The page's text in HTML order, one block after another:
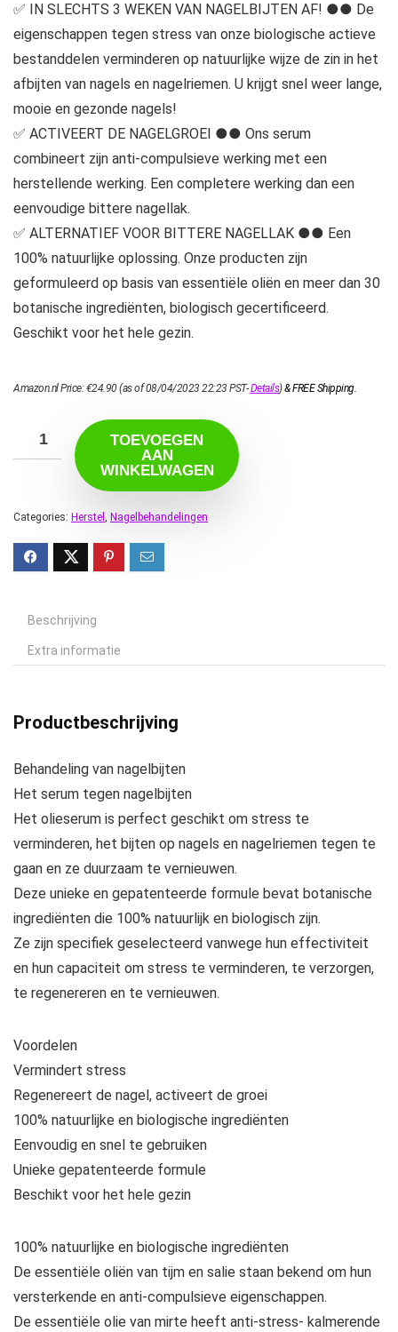
✅ IN SLECHTS 3 WEKEN VAN NAGELBIJTEN AF! ●● De
eigenschappen tegen stress van onze biologische actieve
bestanddelen verminderen op natuurlijke wijze de zin in het
afbijten van nagels en nagelriemen. U krijgt snel weer lange,
mooie en gezonde nagels!
✅ ACTIVEERT DE NAGELGROEI ●● Ons serum
combineert zijn anti-compulsieve werking met een
herstellende werking. Een completere werking dan een
eenvoudige bittere nagellak.
✅ ALTERNATIEF VOOR BITTERE NAGELLAK ●● Een
100% natuurlijke oplossing. Onze producten zijn
geformuleerd op basis van essentiële oliën en meer dan 30
botanische ingrediënten, biologisch gecertificeerd.
Geschikt voor het hele gezin.
Amazon.nl Price:€24.90(as of 08/04/2023 22:23 PST-Details)&FREE Shipping.
TOEVOEGEN
AAN
WINKELWAGEN
Categories: Herstel , Nagelbehandelingen
Beschrijving
Extra informatie
Productbeschrijving
Behandeling van nagelbijten
Het serum tegen nagelbijten
Het olieserum is perfect geschikt om stress te
verminderen, het bijten op nagels en nagelriemen tegen te
gaan en ze duurzaam te vernieuwen.
Deze unieke en gepatenteerde formule bevat botanische
ingrediënten die 100% natuurlijk en biologisch zijn.
Ze zijn specifiek geselecteerd vanwege hun effectiviteit
en hun capaciteit om stress te verminderen, te verzorgen,
te regenereren en te vernieuwen.
Voordelen
Vermindert stress
Regenereert de nagel, activeert de groei
100% natuurlijke en biologische ingrediënten
Eenvoudig en snel te gebruiken
Unieke gepatenteerde formule
Beschikt voor het hele gezin
100% natuurlijke en biologische ingrediënten
De essentiële oliën van tijm en salie staan bekend om hun
versterkende en anti-compulsieve eigenschappen.
De essentiële olie van mirte heeft anti-stress- kalmerende